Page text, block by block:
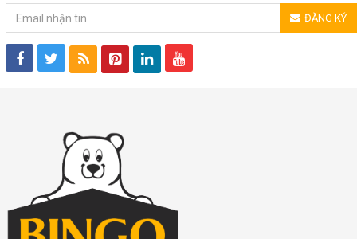
ĐĂNG KÝ